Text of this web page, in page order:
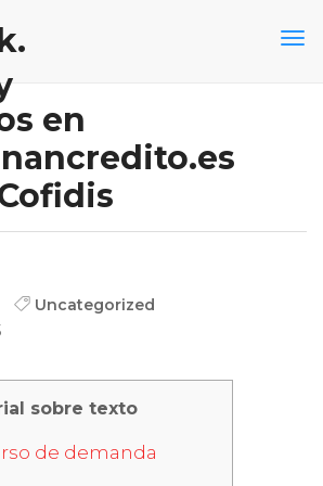
en
Uncategorized
sobre texto
de demanda